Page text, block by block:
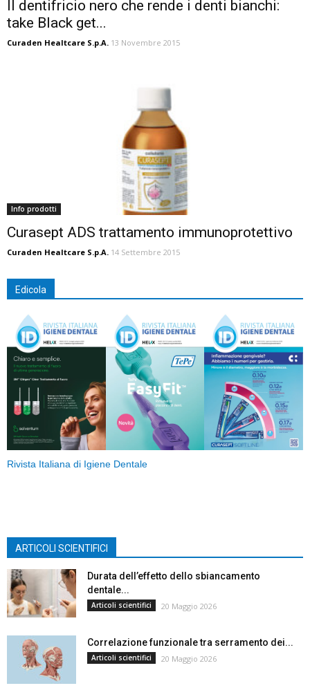
Il dentifricio nero che rende i denti bianchi:
take Black get...
Curaden Healtcare S.p.A. 13 Novembre 2015
Info prodotti
Curasept ADS trattamento immunoprotettivo
Curaden Healtcare S.p.A. 14 Settembre 2015
Edicola
Rivista Italiana di Igiene Dentale
ARTICOLI SCIENTIFICI
Durata dell’effetto dello sbiancamento
dentale...
Articoli scientifici 20 Maggio 2026
Correlazione funzionale tra serramento dei...
Articoli scientifici 20 Maggio 2026